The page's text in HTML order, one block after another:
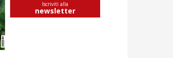
Iscriviti alla
newsletter